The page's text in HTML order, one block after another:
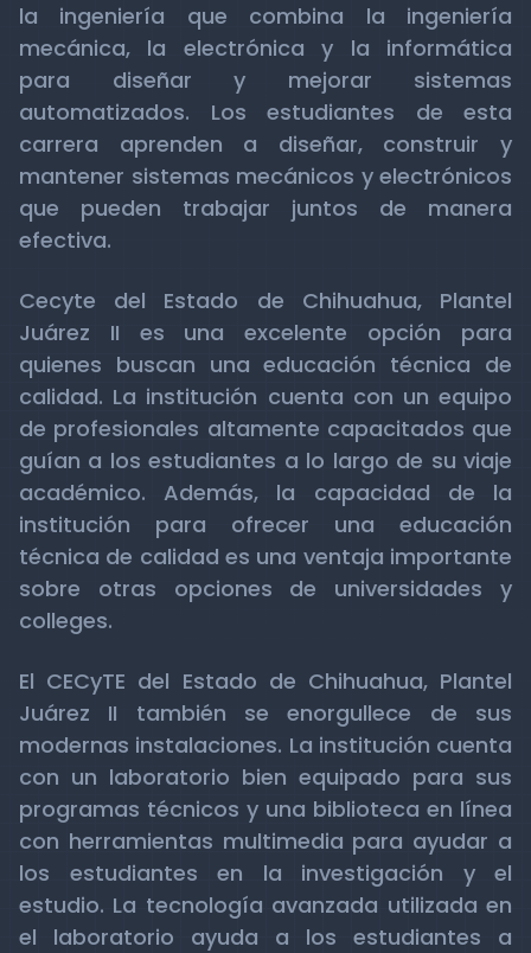
la ingeniería que combina la ingeniería
mecánica, la electrónica y la informática
para diseñar y mejorar sistemas
automatizados. Los estudiantes de esta
carrera aprenden a diseñar, construir y
mantener sistemas mecánicos y electrónicos
que pueden trabajar juntos de manera
efectiva.
Cecyte del Estado de Chihuahua, Plantel
Juárez II es una excelente opción para
quienes buscan una educación técnica de
calidad. La institución cuenta con un equipo
de profesionales altamente capacitados que
guían a los estudiantes a lo largo de su viaje
académico. Además, la capacidad de la
institución para ofrecer una educación
técnica de calidad es una ventaja importante
sobre otras opciones de universidades y
colleges.
El CECyTE del Estado de Chihuahua, Plantel
Juárez II también se enorgullece de sus
modernas instalaciones. La institución cuenta
con un laboratorio bien equipado para sus
programas técnicos y una biblioteca en línea
con herramientas multimedia para ayudar a
los estudiantes en la investigación y el
estudio. La tecnología avanzada utilizada en
el laboratorio ayuda a los estudiantes a